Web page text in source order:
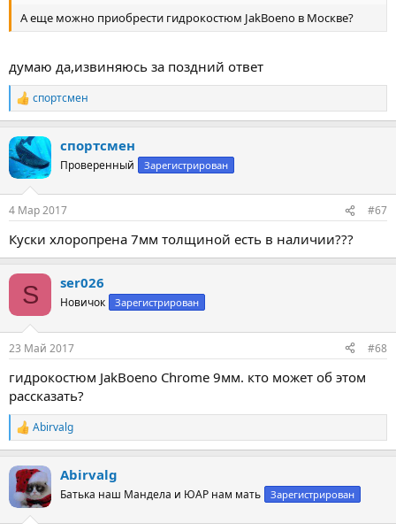
А еще можно приобрести гидрокостюм JakBoeno в Москве?
думаю да,извиняюсь за поздний ответ
Р
е
к
ц
и
спортсмен
спортсмен
Проверенный Зарегистрирован
4 Мар 2017 #67
Куски хлоропрена 7мм толщиной есть в наличии???
S ser026
Новичок Зарегистрирован
23 Май 2017 #68
гидрокостюм JakBoeno Chrome 9мм. кто может об этом
рассказать?
Р
е
к
ц
и
Abirvalg
Abirvalg
Батька наш Мандела и ЮАР нам мать Зарегистрирован